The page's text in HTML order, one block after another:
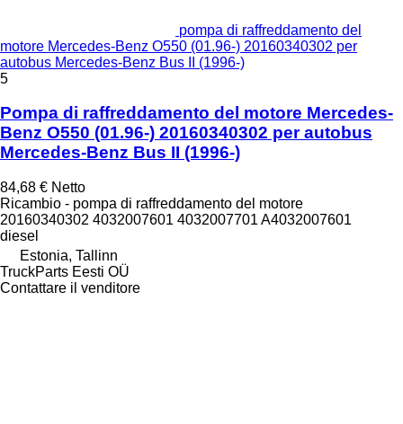
pompa di raffreddamento del
motore Mercedes-Benz O550 (01.96-) 20160340302 per
autobus Mercedes-Benz Bus II (1996-)
5
Pompa di raffreddamento del motore Mercedes-
Benz O550 (01.96-) 20160340302 per autobus
Mercedes-Benz Bus II (1996-)
84,68 € Netto
Ricambio - pompa di raffreddamento del motore
20160340302 4032007601 4032007701 A4032007601
diesel
Estonia, Tallinn
TruckParts Eesti OÜ
Contattare il venditore